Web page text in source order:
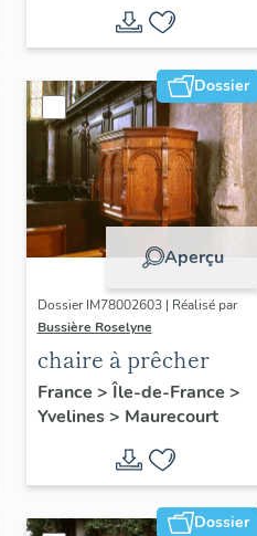
Dossier
Aperçu
Dossier IM78002603 | Réalisé par
Bussière Roselyne
chaire à prêcher
France > Île-de-France >
Yvelines> Maurecourt
Dossier